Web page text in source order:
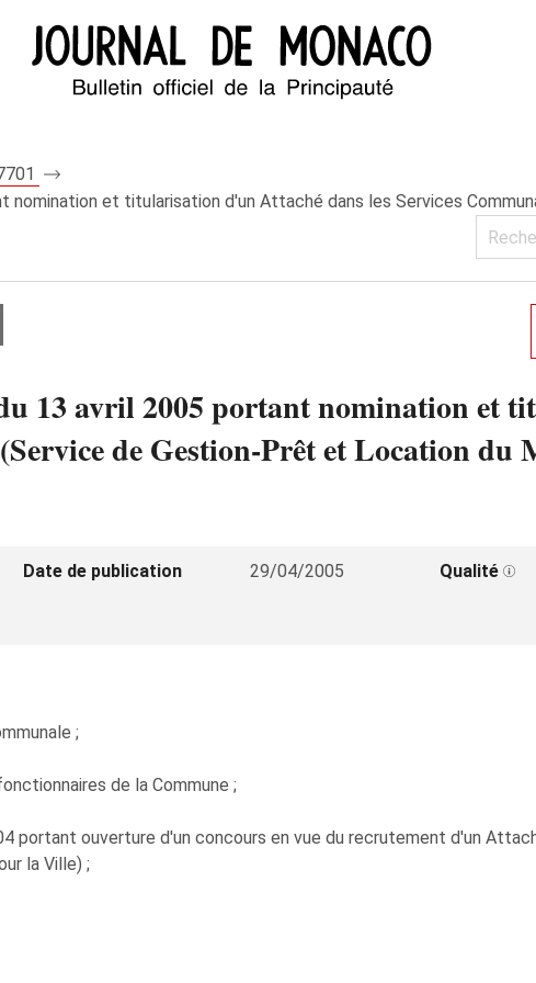
et titularisation d'un Attaché dans les Services
13 avril 2005 portant nomination et
de Gestion-Prêt et Location
Date de publication 29/04/2005 Qualité
;
de la Commune ;
portant ouverture d'un concours en vue du recrutement d'un
la Ville) ;